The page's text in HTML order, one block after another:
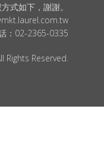
式如下，謝謝。
： 02-2365-0335
Rights Reserved.